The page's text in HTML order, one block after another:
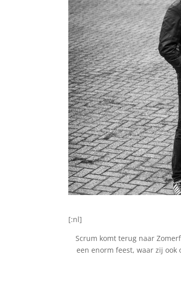
[:nl]
Scrum komt terug naar
een enorm feest, waar zij